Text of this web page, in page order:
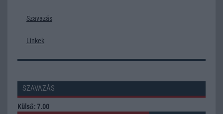
Szavazás
Linkek
SZAVAZÁS
Külső: 7.00